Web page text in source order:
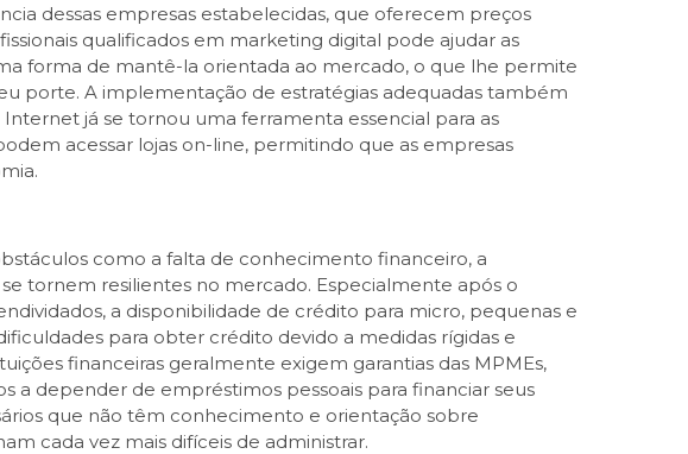
dessas empresas estabelecidas, que oferecem preços
qualificados em marketing digital pode ajudar as
forma de mantê-la orientada ao mercado, o que lhe permite
porte. A implementação de estratégias adequadas também
já se tornou uma ferramenta essencial para as
acessar lojas on-line, permitindo que as empresas
como a falta de conhecimento financeiro, a
tornem resilientes no mercado. Especialmente após o
a disponibilidade de crédito para micro, pequenas e
para obter crédito devido a medidas rígidas e
financeiras geralmente exigem garantias das MPMEs,
a depender de empréstimos pessoais para financiar seus
que não têm conhecimento e orientação sobre
cada vez mais difíceis de administrar.